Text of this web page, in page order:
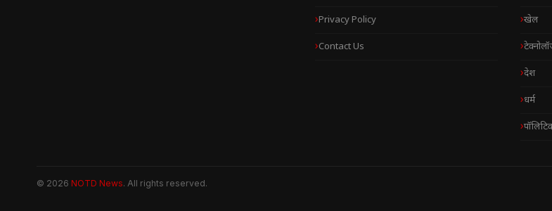
Privacy Policy
Contact Us
खेल
देश
धर्म
© 2026 NOTD News. All rights reserved.